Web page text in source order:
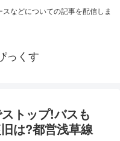
などについての記事を配信しま
っくす
トップ!バスも
は?都営浅草線